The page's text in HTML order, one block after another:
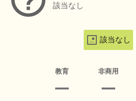
該当なし
該当なし
教育 非商用